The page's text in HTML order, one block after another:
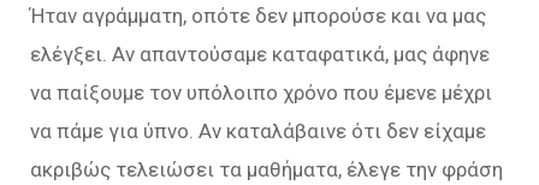
Ήταν αγράμματη, οπότε δεν μπορούσε και να μας
ελέγξει. Αν απαντούσαμε καταφατικά, μας άφηνε
να παίξουμε τον υπόλοιπο χρόνο που έμενε μέχρι
να πάμε για ύπνο. Αν καταλάβαινε ότι δεν είχαμε
ακριβώς τελειώσει τα μαθήματα, έλεγε την φράση